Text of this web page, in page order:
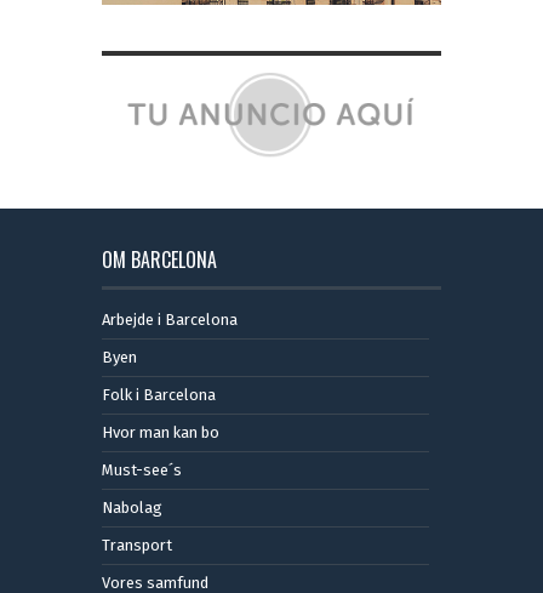
OM BARCELONA
Arbejde i Barcelona
Byen
Folk i Barcelona
Hvor man kan bo
Must-see´s
Nabolag
Transport
Vores samfund